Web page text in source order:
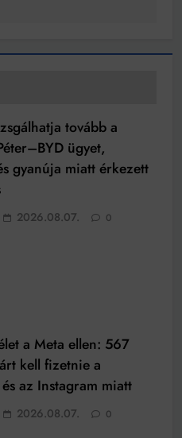
tovább a
ügyet,
gyanúja miatt érkezett
2026.08.07. 0
a Meta ellen: 567
kell fizetnie a
az Instagram miatt
2026.08.07. 0